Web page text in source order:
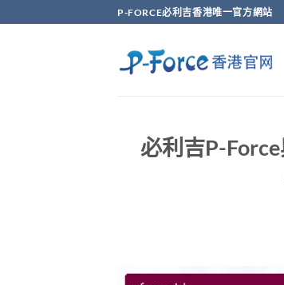
to
P-FORCE必利吉香港唯一官方網站
必利吉P-